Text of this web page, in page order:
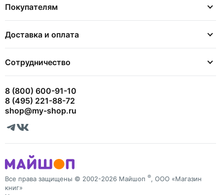
Покупателям
Доставка и оплата
Сотрудничество
8 (800) 600-91-10
8 (495) 221-88-72
shop@my-shop.ru
Все права защищены © 2002-2026 Майшоп ®, ООО «Магазин
книг»